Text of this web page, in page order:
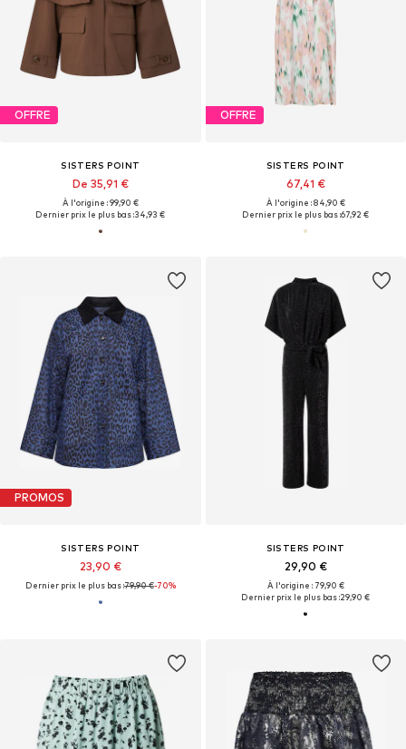
OFFRE
SISTERS POINT
De 35,91 €
À l'origine : 99,90 €
Dernier prix le plus bas :34,93 €
OFFRE
SISTERS POINT
67,41 €
À l'origine : 84,90 €
Dernier prix le plus bas :67,92 €
PROMOS
SISTERS POINT
23,90 €
Dernier prix le plus bas :79,90 €-70%
SISTERS POINT
29,90 €
À l'origine : 79,90 €
Dernier prix le plus bas :29,90 €